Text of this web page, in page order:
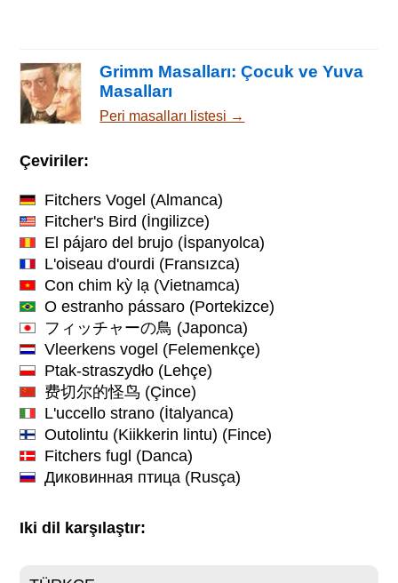
Grimm Masalları: Çocuk ve Yuva
Masalları
Peri masalları listesi →
Çeviriler:
Fitchers Vogel (Almanca)
Fitcher's Bird (İngilizce)
El pájaro del brujo (İspanyolca)
L'oiseau d'ourdi (Fransızca)
Con chim kỳ lạ (Vietnamca)
O estranho pássaro (Portekizce)
フィッチャーの鳥 (Japonca)
Vleerkens vogel (Felemenkçe)
Ptak-straszydło (Lehçe)
费切尔的怪鸟 (Çince)
L'uccello strano (İtalyanca)
Outolintu (Kiikkerin lintu) (Fince)
Fitchers fugl (Danca)
Диковинная птица (Rusça)
Iki dil karşılaştır: